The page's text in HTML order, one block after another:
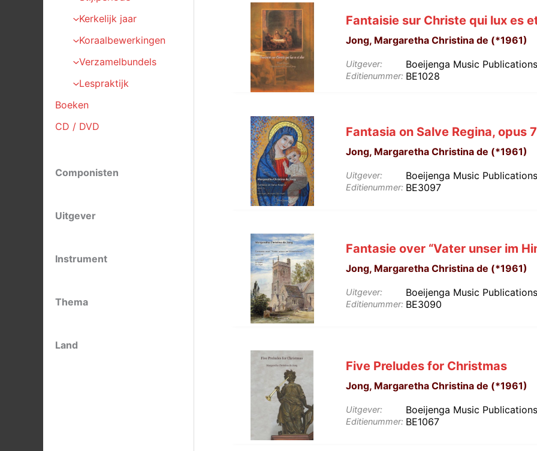
Kerkelijk jaar
Koraalbewerkingen
Verzamelbundels
Lespraktijk
Boeken
CD / DVD
Componisten
Uitgever
Instrument
Thema
Land
Fantaisie sur Christe qui lux es
Jong, Margaretha Christina de (*1961)
Uitgever: Boeijenga Music Publications
Editienummer: BE1028
Fantasia on Salve Regina, opus
Jong, Margaretha Christina de (*1961)
Uitgever: Boeijenga Music Publications
Editienummer: BE3097
Fantasie over “Vater unser im
Jong, Margaretha Christina de (*1961)
Uitgever: Boeijenga Music Publications
Editienummer: BE3090
Five Preludes for Christmas
Jong, Margaretha Christina de (*1961)
Uitgever: Boeijenga Music Publications
Editienummer: BE1067